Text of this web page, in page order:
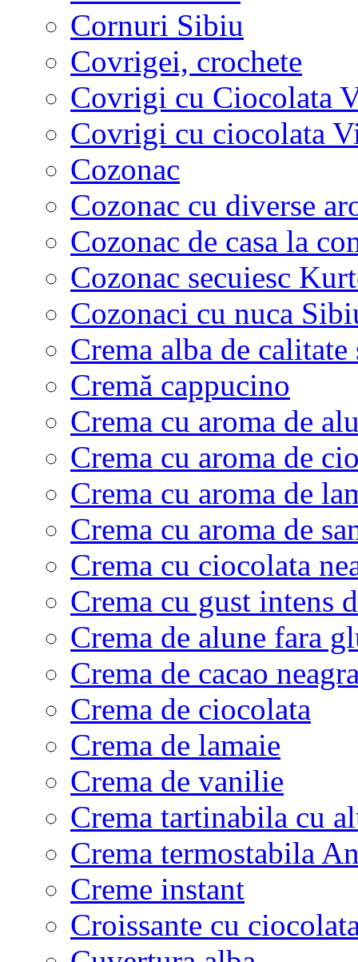
Cornuri Sibiu
Covrigei, crochete
Covrigi cu Ciocolata
Covrigi cu ciocolata
Cozonac
Cozonac cu diverse
Cozonac de casa la
Cozonac secuiesc
Cozonaci cu nuca
Crema alba de calitate
Cremă cappucino
Crema cu aroma de
Crema cu aroma de
Crema cu aroma de
Crema cu aroma de
Crema cu ciocolata
Crema cu gust intens
Crema de alune fara
Crema de cacao
Crema de ciocolata
Crema de lamaie
Crema de vanilie
Crema tartinabila cu
Crema termostabila
Creme instant
Croissante cu